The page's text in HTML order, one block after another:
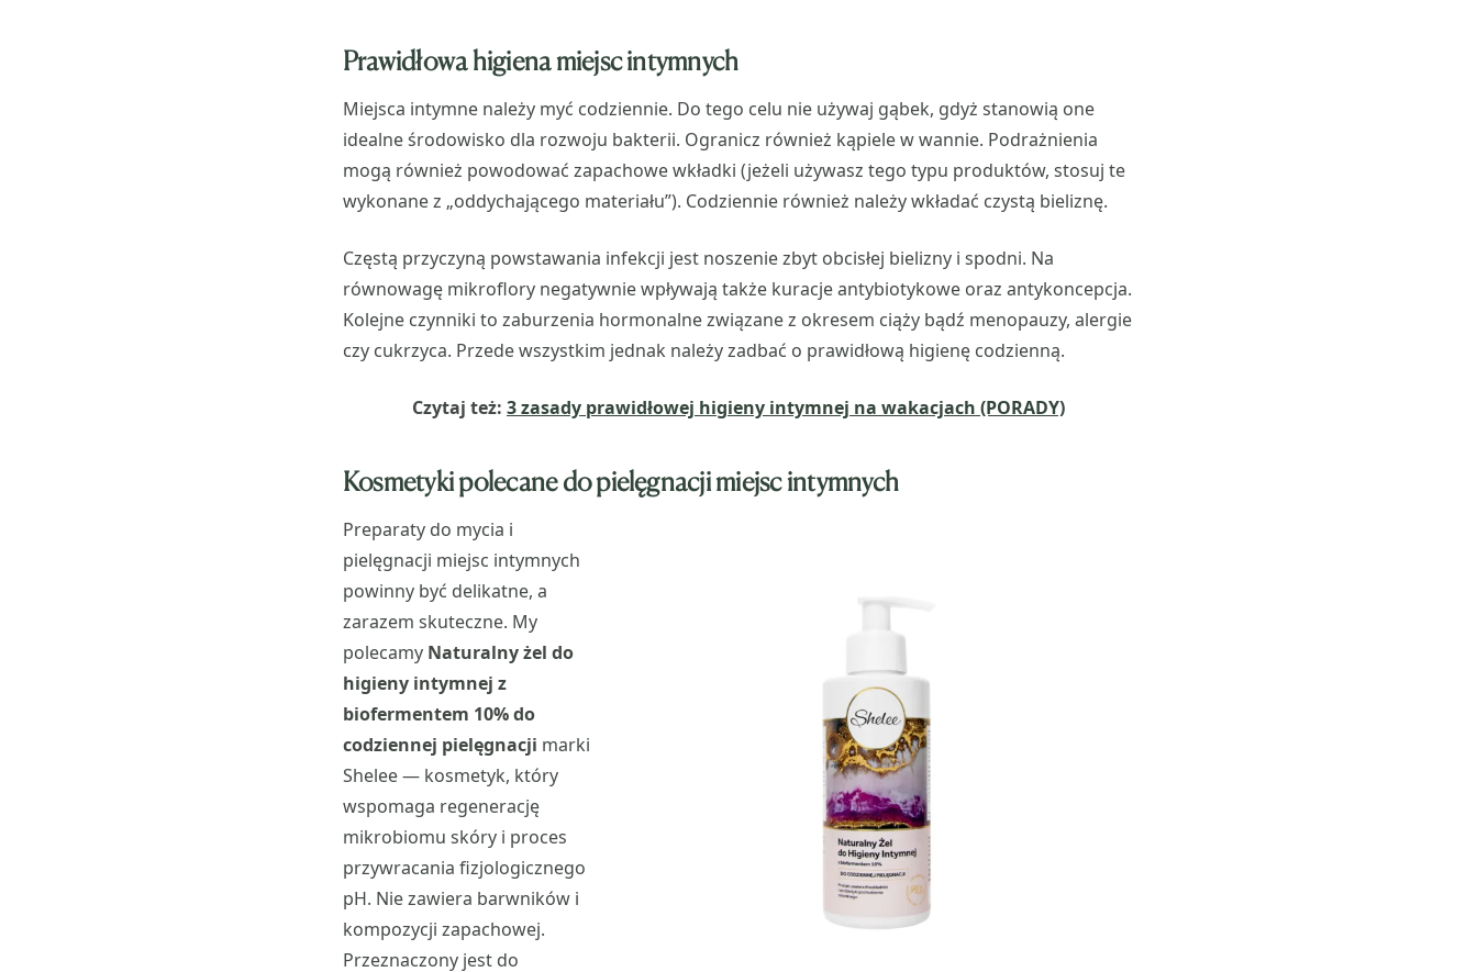
Prawidłowa higiena miejsc intymnych
Miejsca intymne należy myć codziennie. Do tego celu nie używaj gąbek, gdyż stanowią one
idealne środowisko dla rozwoju bakterii. Ogranicz również kąpiele w wannie. Podrażnienia
mogą również powodować zapachowe wkładki (jeżeli używasz tego typu produktów, stosuj te
wykonane z „oddychającego materiału”). Codziennie również należy wkładać czystą bieliznę.
Częstą przyczyną powstawania infekcji jest noszenie zbyt obcisłej bielizny i spodni. Na
równowagę mikroflory negatywnie wpływają także kuracje antybiotykowe oraz antykoncepcja.
Kolejne czynniki to zaburzenia hormonalne związane z okresem ciąży bądź menopauzy, alergie
czy cukrzyca. Przede wszystkim jednak należy zadbać o prawidłową higienę codzienną.
Czytaj też: 3 zasady prawidłowej higieny intymnej na wakacjach (PORADY)
Kosmetyki polecane do pielęgnacji miejsc intymnych
Preparaty do mycia i
pielęgnacji miejsc intymnych
powinny być delikatne, a
zarazem skuteczne. My
polecamy Naturalny żel do
higieny intymnej z
biofermentem 10% do
codziennej pielęgnacji marki
Shelee — kosmetyk, który
wspomaga regenerację
mikrobiomu skóry i proces
przywracania fizjologicznego
pH. Nie zawiera barwników i
kompozycji zapachowej.
Przeznaczony jest do